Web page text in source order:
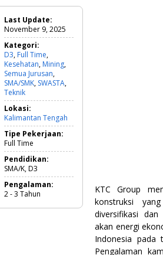
Last Update:
November 9, 2025
Kategori:
D3, Full Time,
Kesehatan, Mining,
Semua Jurusan,
SMA/SMK, SWASTA,
Teknik
3
,
F
u
l
l
T
m
e
,
K
Lokasi:
Kalimantan Tengah
Tipe Pekerjaan:
Full Time
Pendidikan:
SMA/K, D3
Pengalaman:
2 - 3 Tahun
KTC Group
konstruksi
diversifikasi
akan energi
Indonesia pada
Pengalaman